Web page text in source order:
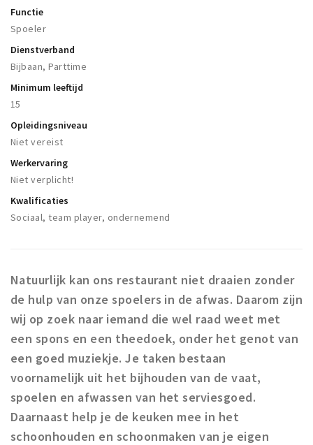
KORTING
Breda Student Shop
Draai aan het rad!
VRIJE TIJD
Sport
Nieuws
Agenda
Bezienswaardigheden
Musea, theaters & podia
Uitjes & activiteiten
Party pics
Eten
Drinken
Slapen
Recreatief
Winkels
Winkelgebieden
Functie
Spoeler
Dienstverband
Bijbaan, Parttime
Minimum leeftijd
15
Opleidingsniveau
Niet vereist
Werkervaring
Niet verplicht!
Kwalificaties
Sociaal, team player, ondernemend
Natuurlijk kan ons restaurant niet draaien zonder
de hulp van onze spoelers in de afwas. Daarom zijn
wij op zoek naar iemand die wel raad weet met
een spons en een theedoek, onder het genot van
een goed muziekje. Je taken bestaan
voornamelijk uit het bijhouden van de vaat,
spoelen en afwassen van het serviesgoed.
Daarnaast help je de keuken mee in het
schoonhouden en schoonmaken van je eigen